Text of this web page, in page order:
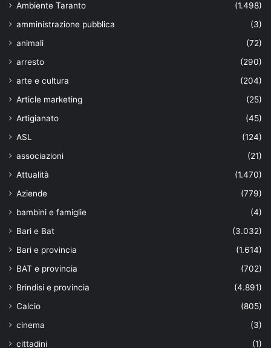
Ambiente Taranto
(1.498)
amministrazione pubblica
(3)
animali
(72)
arresto
(290)
arte e cultura
(204)
Article marketing
(25)
Artigianato
(45)
ASL
(124)
associazioni
(21)
Attualità
(1.470)
Aziende
(779)
bambini e famiglie
(4)
Bari e Bat
(3.032)
Bari e provincia
(1.614)
BAT e provincia
(702)
Brindisi e provincia
(4.891)
Calcio
(805)
cinema
(3)
cittadini
(1)